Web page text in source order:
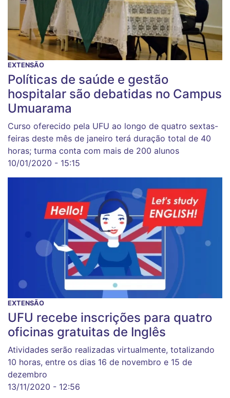
EXTENSÃO
Políticas de saúde e gestão
hospitalar são debatidas no Campus
Umuarama
Curso oferecido pela UFU ao longo de quatro sextas-
feiras deste mês de janeiro terá duração total de 40
horas; turma conta com mais de 200 alunos
10/01/2020 - 15:15
EXTENSÃO
UFU recebe inscrições para quatro
oficinas gratuitas de Inglês
Atividades serão realizadas virtualmente, totalizando
10 horas, entre os dias 16 de novembro e 15 de
dezembro
13/11/2020 - 12:56